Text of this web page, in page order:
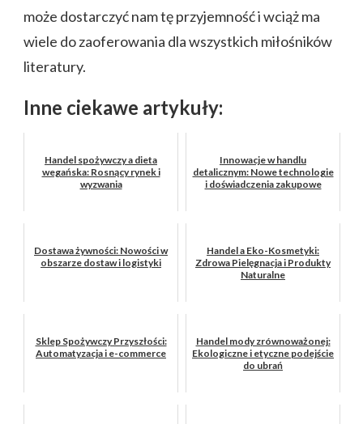
może dostarczyć nam tę przyjemność i wciąż ma
wiele do zaoferowania dla wszystkich miłośników
literatury.
Inne ciekawe artykuły:
Handel spożywczy a dieta
wegańska: Rosnący rynek i
wyzwania
Innowacje w handlu
detalicznym: Nowe technologie
i doświadczenia zakupowe
Dostawa żywności: Nowości w
obszarze dostaw i logistyki
Handel a Eko-Kosmetyki:
Zdrowa Pielęgnacja i Produkty
Naturalne
Sklep Spożywczy Przyszłości:
Automatyzacja i e-commerce
Handel mody zrównoważonej:
Ekologiczne i etyczne podejście
do ubrań